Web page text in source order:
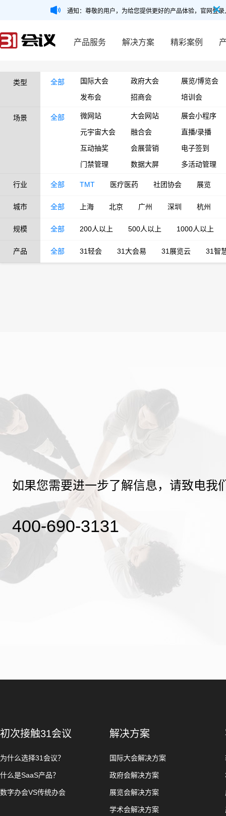
通知：尊敬的用户，为给您提供更好的产品体验，官网登
产品服务 解决方案 精彩案例
类型 全部 国际大会 政府大会
展览/博览会
发布会
招商会 培训会
场景 全部 微网站 大会网站
展会小程序
元宇宙大会
融合会
直播/录播
互动抽奖
会展营销
电子签到
门禁管理
数据大屏 多活动管理
行业 全部 TMT 医疗医药 社团协会 展览
城市 全部 上海 北京 广州 深圳 杭州
规模 全部 200人以上 500人以上 1000人以上
产品 全部 31轻会 31大会易 31展览云 31智
如果您需要进一步了解信息，请致电我
400-690-3131
初次接触31会议
为什么选择31会议？
什么是SaaS产品？
数字办会VS传统办会
解决方案
国际大会解决方案
政府会解决方案
展览会解决方案
学术会解决方案